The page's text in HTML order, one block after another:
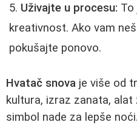
Uživajte u procesu: To
kreativnost. Ako vam
pokušajte ponovo.
Hvatač snova je više od
kultura, izraz zanata,
simbol nade za lepše